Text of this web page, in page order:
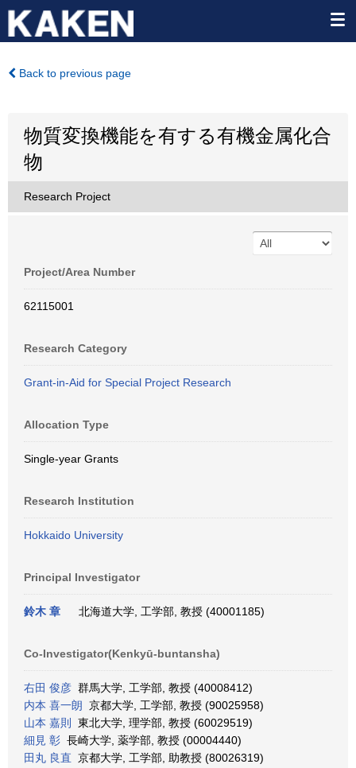
Back to previous page
物質変換機能を有する有機金属化合
物
Research Project
Project/Area Number
62115001
Research Category
Grant-in-Aid for Special Project Research
Allocation Type
Single-year Grants
Research Institution
Hokkaido University
Principal Investigator
鈴木 章 北海道大学, 工学部, 教授 (40001185)
Co-Investigator(Kenkyū-buntansha)
右田 俊彦 群馬大学, 工学部, 教授 (40008412)
内本 喜一朗 京都大学, 工学部, 教授 (90025958)
山本 嘉則
東北大学, 理学部, 教授 (60029519)
細見 彰 長崎大学, 薬学部, 教授 (00004440)
田丸 良直 京都大学, 工学部, 助教授 (80026319)